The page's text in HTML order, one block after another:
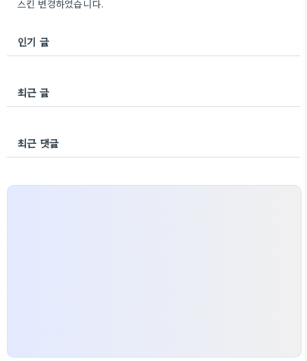
스킨 변경하였습니다.
인기 글
최근 글
최근 댓글